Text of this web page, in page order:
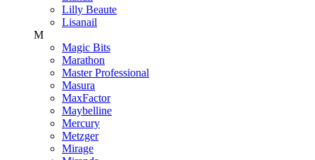
Lilly Beaute
Lisanail
M
Magic Bits
Marathon
Master Professional
Masura
MaxFactor
Maybelline
Mercury
Metzger
Mirage